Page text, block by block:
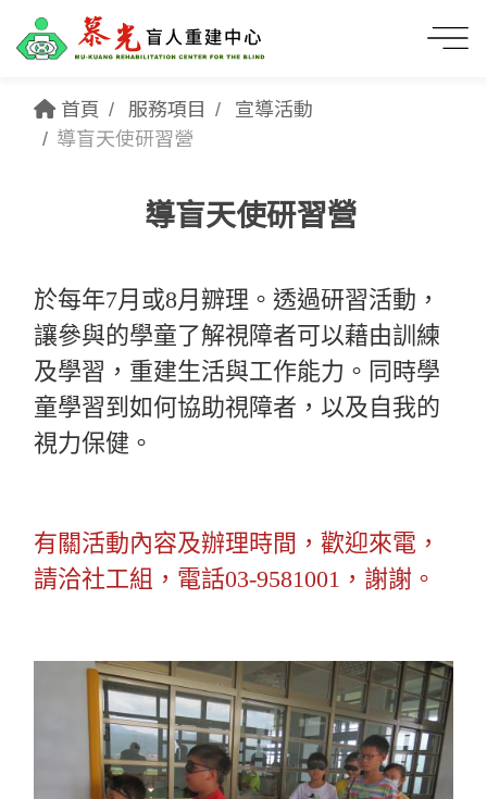
首頁 服務項目
宣導活動
導盲天使研習營
導盲天使研習營
於每年7月或8月辧理。透過研習活動，
讓參與的學童了解視障者可以藉由訓練
及學習，重建生活與工作能力。同時學
童學習到如何協助視障者，以及自我的
視力保健。
有關活動內容及辦理時間，歡迎來電，
請洽社工組，電話03-9581001，謝謝。